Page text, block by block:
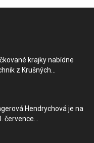
krajky nabídne
z Krušných...
Hendrychová je na
července...